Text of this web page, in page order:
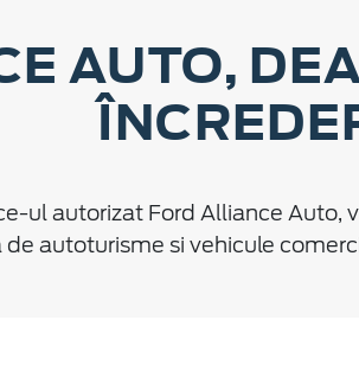
AUTO,
ul autorizat Ford Alliance
autoturisme si vehicule